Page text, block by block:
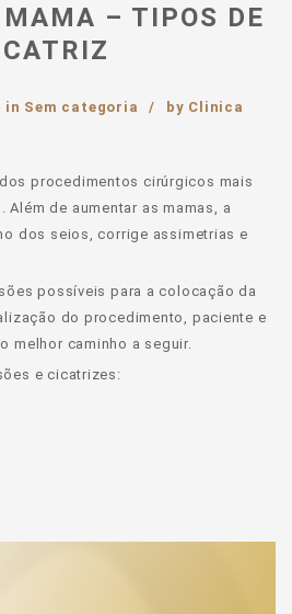
MAMA – TIPOS DE
in Sem categoria by Clinica
procedimentos cirúrgicos mais
de aumentar as mamas, a
dos seios, corrige assimetrias e
possíveis para a colocação da
do procedimento, paciente e
melhor caminho a seguir.
e cicatrizes: